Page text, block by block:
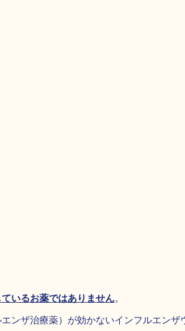
いるお薬ではありません。
ンザ治療薬）が効かないインフルエン